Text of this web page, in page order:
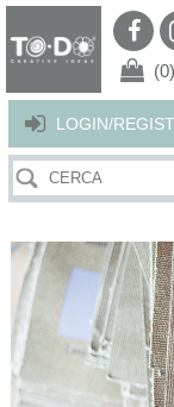
Per offrirti il
Continuando la
LOGIN/
(0)